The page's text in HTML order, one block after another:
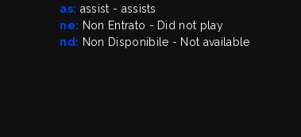
as: assist - assists
ne: Non Entrato - Did not play
nd: Non Disponibile - Not available